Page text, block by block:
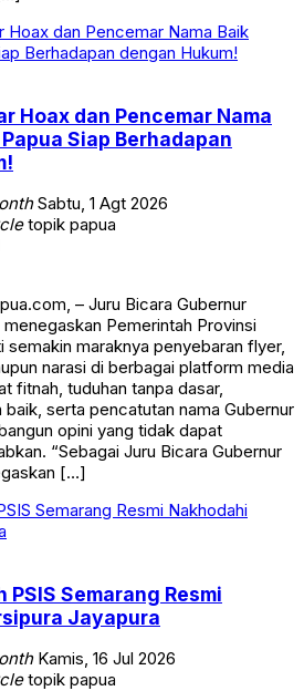
Hoax dan Pencemar Nama
Siap Berhadapan
Sabtu, 1 Agt 2026
topik papua
– Juru Bicara Gubernur
menegaskan Pemerintah Provinsi
semakin maraknya penyebaran flyer,
narasi di berbagai platform media
fitnah, tuduhan tanpa dasar,
serta pencatutan nama Gubernur
opini yang tidak dapat
“Sebagai Juru Bicara Gubernur
[…]
PSIS Semarang Resmi
Jayapura
Kamis, 16 Jul 2026
topik papua